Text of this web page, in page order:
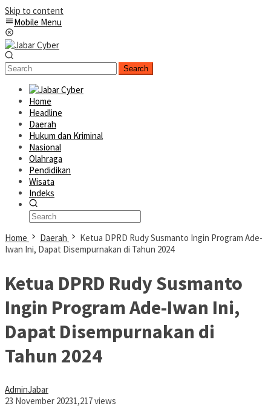
Skip to content
Mobile Menu
Search
Home
Headline
Daerah
Hukum dan Kriminal
Nasional
Olahraga
Pendidikan
Wisata
Indeks
Home Daerah
Ketua DPRD Rudy Susmanto Ingin Program Ade-
Iwan Ini, Dapat Disempurnakan di Tahun 2024
Ketua DPRD Rudy Susmanto
Ingin Program Ade-Iwan Ini,
Dapat Disempurnakan di
Tahun 2024
AdminJabar
23 November 20231,217 views